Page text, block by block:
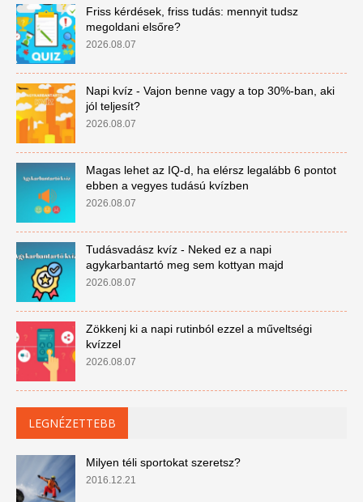
Friss kérdések, friss tudás: mennyit tudsz
megoldani elsőre?
2026.08.07
Napi kvíz - Vajon benne vagy a top 30%-ban, aki
jól teljesít?
2026.08.07
Magas lehet az IQ-d, ha elérsz legalább 6 pontot
ebben a vegyes tudású kvízben
2026.08.07
Tudásvadász kvíz - Neked ez a napi
agykarbantartó meg sem kottyan majd
2026.08.07
Zökkenj ki a napi rutinból ezzel a műveltségi
kvízzel
2026.08.07
LEGNÉZETTEBB
Milyen téli sportokat szeretsz?
2016.12.21